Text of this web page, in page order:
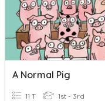
A Normal Pig
11 T 1st - 3rd